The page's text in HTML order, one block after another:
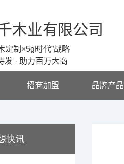
木业有限公司
定制×5g时代”战略
· 助力百万大商
招商加盟 品牌产品
快讯